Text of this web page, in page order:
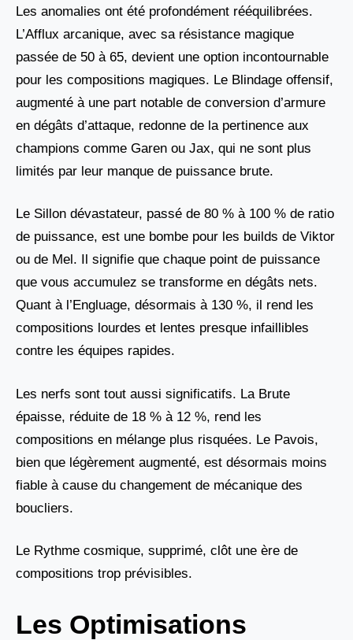
Les anomalies ont été profondément rééquilibrées.
L’Afflux arcanique, avec sa résistance magique
passée de 50 à 65, devient une option incontournable
pour les compositions magiques. Le Blindage offensif,
augmenté à une part notable de conversion d’armure
en dégâts d’attaque, redonne de la pertinence aux
champions comme Garen ou Jax, qui ne sont plus
limités par leur manque de puissance brute.
Le Sillon dévastateur, passé de 80 % à 100 % de ratio
de puissance, est une bombe pour les builds de Viktor
ou de Mel. Il signifie que chaque point de puissance
que vous accumulez se transforme en dégâts nets.
Quant à l’Engluage, désormais à 130 %, il rend les
compositions lourdes et lentes presque infaillibles
contre les équipes rapides.
Les nerfs sont tout aussi significatifs. La Brute
épaisse, réduite de 18 % à 12 %, rend les
compositions en mélange plus risquées. Le Pavois,
bien que légèrement augmenté, est désormais moins
fiable à cause du changement de mécanique des
boucliers.
Le Rythme cosmique, supprimé, clôt une ère de
compositions trop prévisibles.
Les Optimisations